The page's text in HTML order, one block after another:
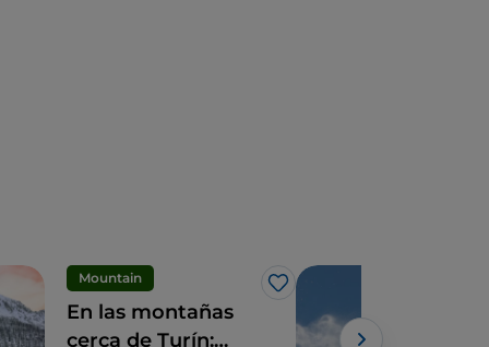
Mountain
Me gusta
En las montañas
cerca de Turín: